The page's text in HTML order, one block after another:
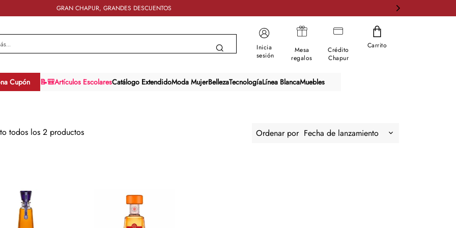
GRAN CHAPUR, GRANDES DESCUENTOS
más...
Inicia
sesión
Mesa
regalos
Crédito
Chapur
Carrito
Cupón 📝🎒Artículos EscolaresCatálogo ExtendidoModa MujerBellezaTecnologíaLínea BlancaMuebles
todos los 2 productos Ordenar por Fecha de lanzamiento